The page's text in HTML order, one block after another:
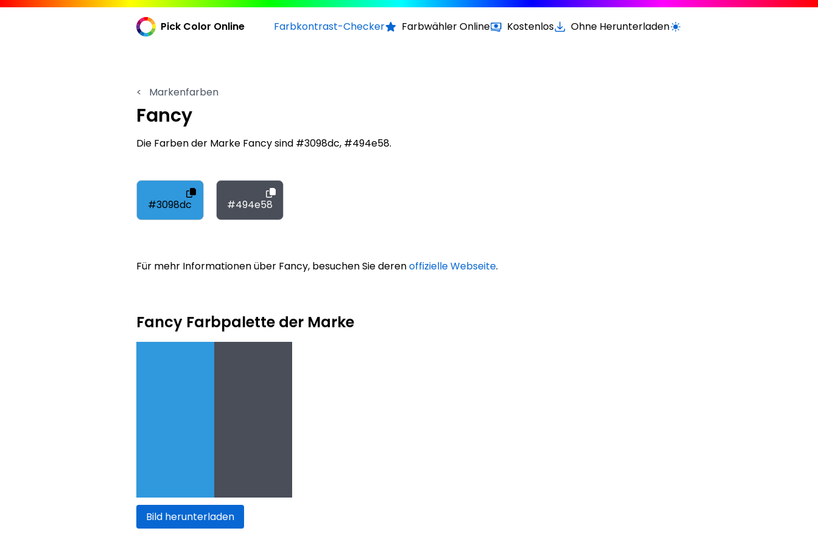
Pick Color Online Farbkontrast-Checker Farbwähler Online Kostenlos Ohne HerunterladenWechseln zur hellen / dunklen
< Markenfarben
Fancy
Die Farben der Marke Fancy sind #3098dc, #494e58.
#3098dc #494e58
Für mehr Informationen über Fancy, besuchen Sie derenoffizielle Webseite.
Fancy Farbpalette der Marke
Bild herunterladen